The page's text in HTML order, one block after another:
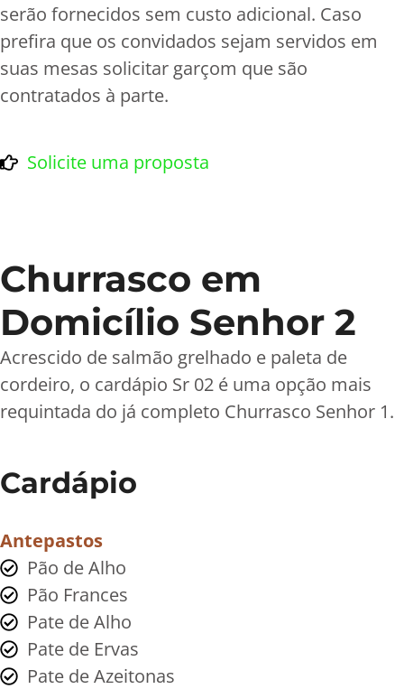
serão fornecidos sem custo adicional. Caso
prefira que os convidados sejam servidos em
suas mesas solicitar garçom que são
contratados à parte.
Solicite uma proposta
Churrasco em
Domicílio Senhor 2
Acrescido de salmão grelhado e paleta de
cordeiro, o cardápio Sr 02 é uma opção mais
requintada do já completo Churrasco Senhor 1.
Cardápio
Antepastos
Pão de Alho
Pão Frances
Pate de Alho
Pate de Ervas
Pate de Azeitonas